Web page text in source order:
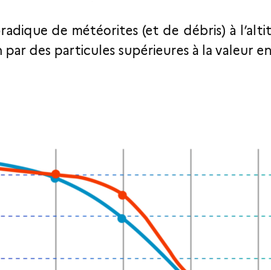
de météorites (et de débris) à
des particules supérieures à la valeur en